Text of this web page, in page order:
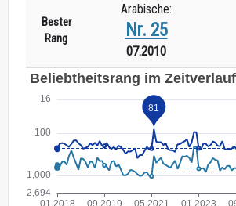
Bester
Rang
Arabische:
Nr. 25
07.2010